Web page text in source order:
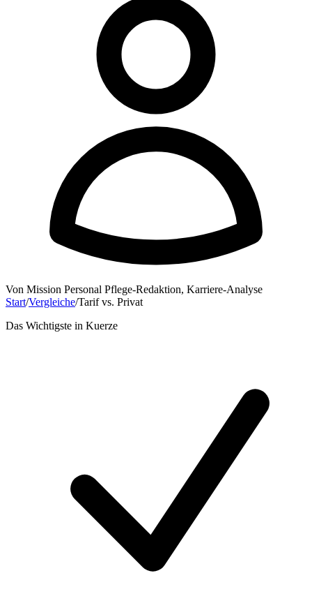
Von Mission Personal Pflege-Redaktion, Karriere-Analyse
Start/Vergleiche/Tarif vs. Privat
Das Wichtigste in Kuerze